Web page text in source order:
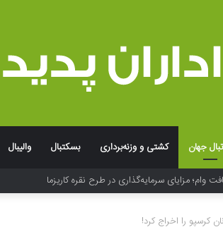
جهان کشتی و وزنه‌برداری بسکتبال والیبال
وام؛ مزایای سرمایه‌گذاری در طرح نقره کاریزما
کرسپو را اخراج کرد!